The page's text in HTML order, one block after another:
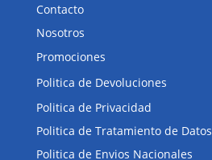
Contacto
Nosotros
Promociones
Politica de Devoluciones
Politica de Privacidad
Politica de Tratamiento de Datos
Politica de Envios Nacionales